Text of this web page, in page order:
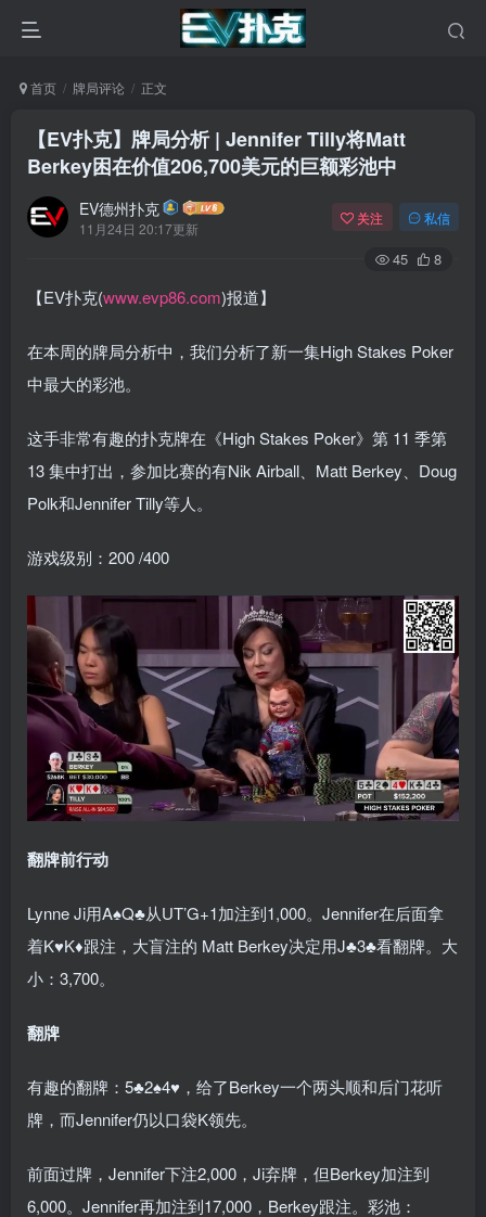
首页 牌局评论 正文
【EV扑克】牌局分析 | Jennifer Tilly将Matt
Berkey困在价值206,700美元的巨额彩池中
EV德州扑克
11月24日 20:17更新
关注 私信
45 8
【EV扑克(www.evp86.com)报道】
在本周的牌局分析中，我们分析了新一集High Stakes Poker
中最大的彩池。
这手非常有趣的扑克牌在《High Stakes Poker》第 11 季第
13 集中打出，参加比赛的有Nik Airball、Matt Berkey、Doug
Polk和Jennifer Tilly等人。
游戏级别：200 /400
翻牌前行动
Lynne Ji用A♠Q♣从UT’G+1加注到1,000。Jennifer在后面拿
着K♥K♦跟注，大盲注的 Matt Berkey决定用J♣3♣看翻牌。大
小：3,700。
翻牌
有趣的翻牌：5♣2♠4♥，给了Berkey一个两头顺和后门花听
牌，而Jennifer仍以口袋K领先。
前面过牌，Jennifer下注2,000，Ji弃牌，但Berkey加注到
6,000。Jennifer再加注到17,000，Berkey跟注。彩池：